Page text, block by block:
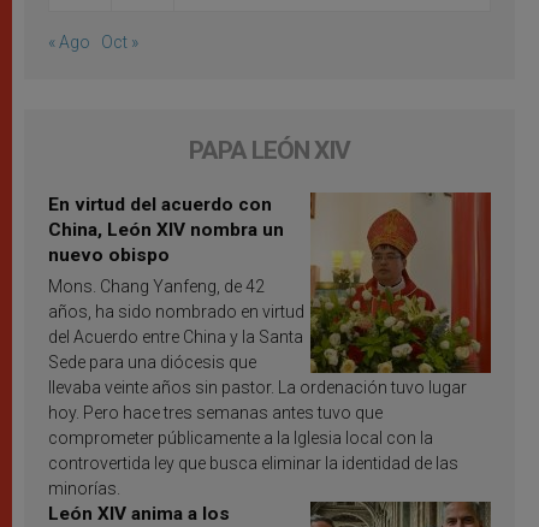
« Ago Oct »
PAPA LEÓN XIV
En virtud del acuerdo con
China, León XIV nombra un
nuevo obispo
Mons. Chang Yanfeng, de 42
años, ha sido nombrado en virtud
del Acuerdo entre China y la Santa
Sede para una diócesis que
llevaba veinte años sin pastor. La ordenación tuvo lugar
hoy. Pero hace tres semanas antes tuvo que
comprometer públicamente a la Iglesia local con la
controvertida ley que busca eliminar la identidad de las
minorías.
León XIV anima a los